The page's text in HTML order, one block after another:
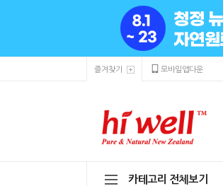
즐겨찾기 모바일앱다운
카테고리 전체보기